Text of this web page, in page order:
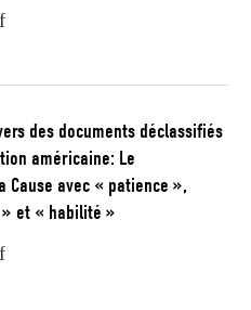
des documents déclassifiés
américaine: Le
Cause avec « patience »,
et « habilité »